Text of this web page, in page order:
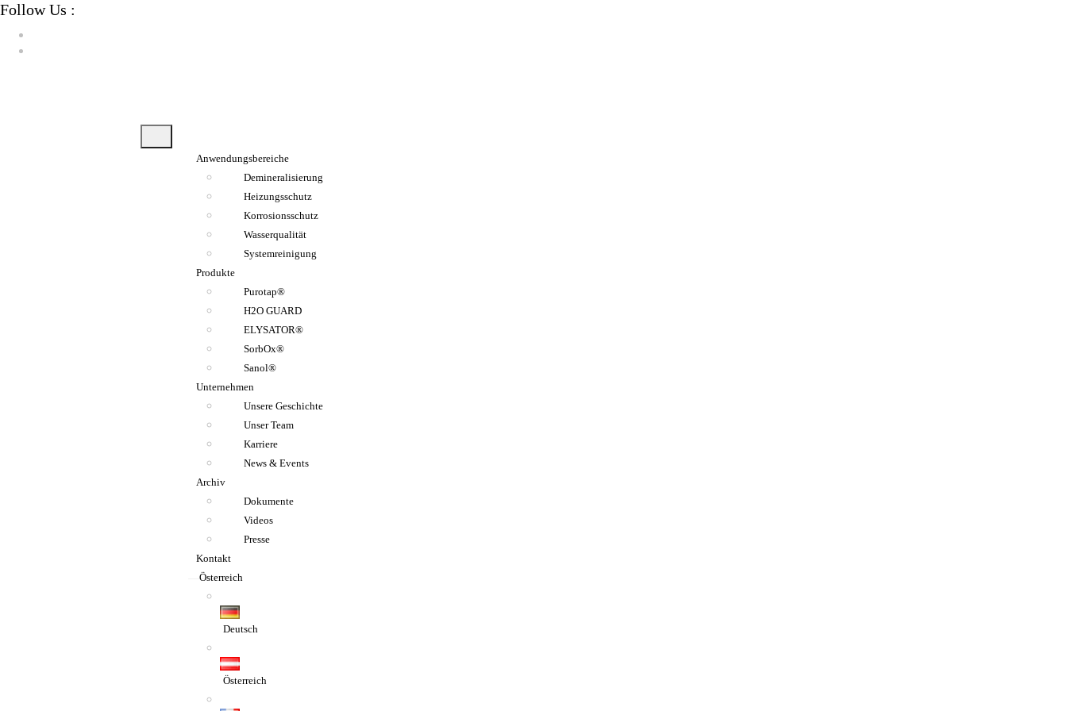
Follow Us :
Anwendungsbereiche
Demineralisierung
Heizungsschutz
Korrosionsschutz
Wasserqualität
Systemreinigung
Produkte
Purotap®
H2O GUARD
ELYSATOR®
SorbOx®
Sanol®
Unternehmen
Unsere Geschichte
Unser Team
Karriere
News & Events
Archiv
Dokumente
Videos
Presse
Kontakt
Österreich
Deutsch
Österreich